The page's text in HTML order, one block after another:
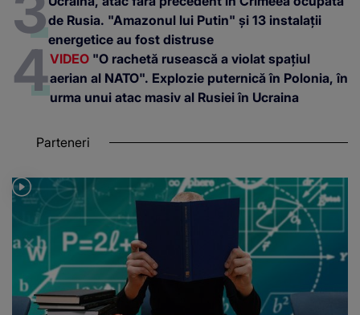
de Rusia. "Amazonul lui Putin" și 13 instalații
energetice au fost distruse
VIDEO "O rachetă rusească a violat spațiul
aerian al NATO". Explozie puternică în Polonia, în
urma unui atac masiv al Rusiei în Ucraina
Parteneri